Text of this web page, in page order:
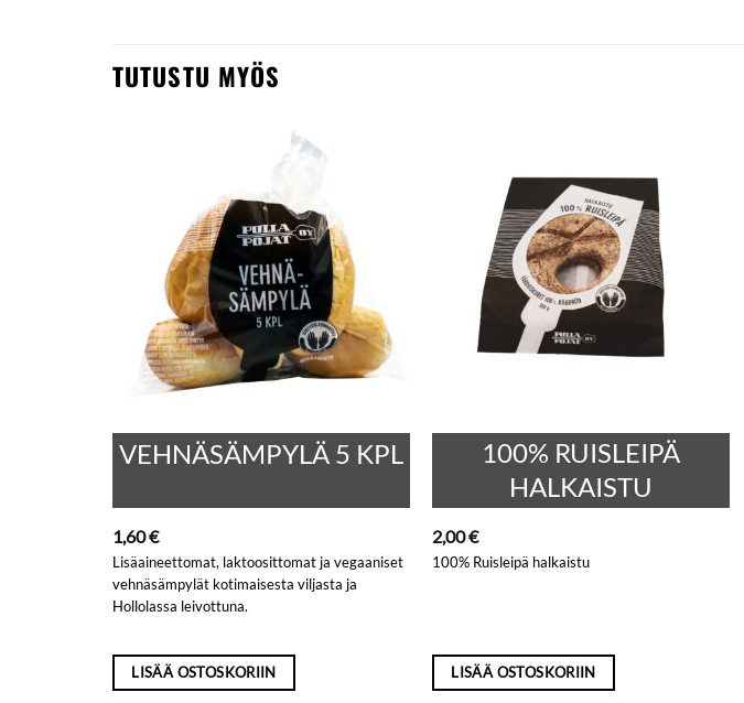
TUTUSTU MYÖS
VEHNÄSÄMPYLÄ 5 KPL
1,60€
Lisäaineettomat, laktoosittomat ja vegaaniset
vehnäsämpylät kotimaisesta viljasta ja
Hollolassa leivottuna.
LISÄÄ OSTOSKORIIN
100% RUISLEIPÄ
HALKAISTU
2,00€
100% Ruisleipä halkaistu
LISÄÄ OSTOSKORIIN